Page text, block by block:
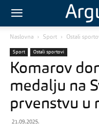
Naslovna Sport Ostali
Sport Ostali sportovi
Komarov
medalju na
prvenstvu u
21.09.2025.